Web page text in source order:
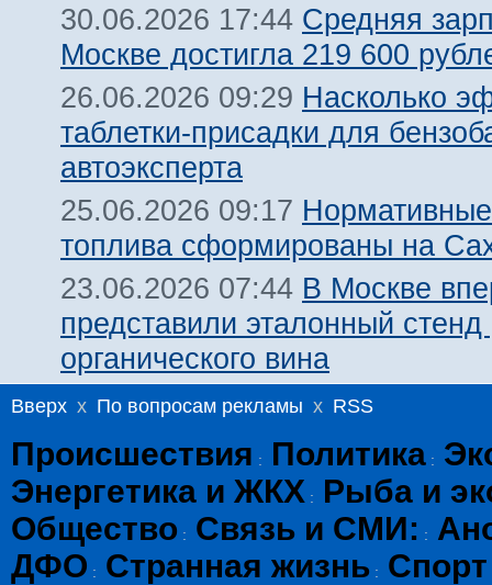
30.06.2026 17:44 Средняя
Москве достигла 219 600
26.06.2026 09:29 Насколько
таблетки-присадки для
автоэксперта
25.06.2026 09:17
топлива сформированы на
23.06.2026 07:44 В Москве
представили эталонный стенд
органического вина
Вверх x По вопросам рекламы x RSS
Происшествия : Политика :
Энергетика и ЖКХ :
Рыба и
Общество : Связь и СМИ: :
ДФО : Странная жизнь : Спорт